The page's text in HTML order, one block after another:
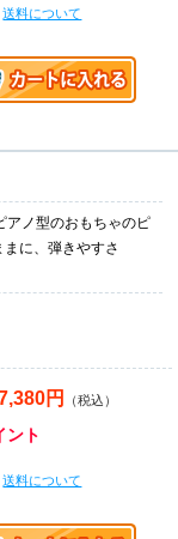
送料について
アノ型のおもちゃのピ
に、弾きやすさ
円 （税込）
ント
送料について